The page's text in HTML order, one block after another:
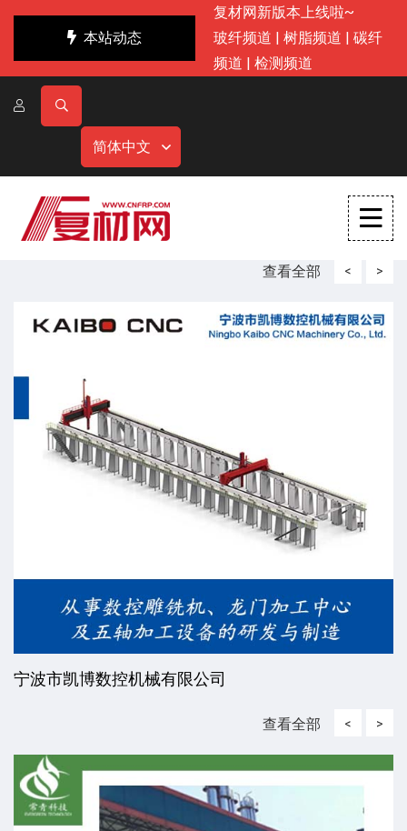
本站动态
复材网新版本上线啦~
玻纤频道 | 树脂频道 | 碳纤
频道 | 检测频道
简体中文
查看全部 <
宁波市凯博数控机械有限公司
>
查看全部 < >